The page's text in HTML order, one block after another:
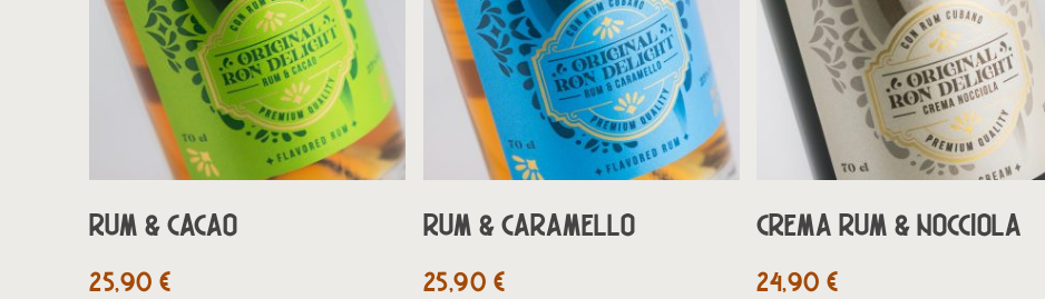
RUM & CACAO
25,90 €
RUM & CARAMELLO
25,90 €
CREMA RUM & NOCCIOLA
24,90€